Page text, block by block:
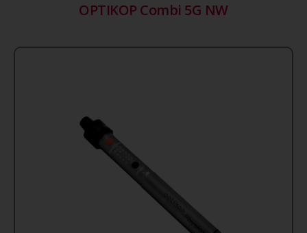
OPTIKOP Combi 5G NW